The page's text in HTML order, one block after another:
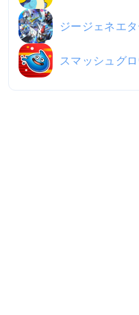
ジージェネエ
スマッシュグロ